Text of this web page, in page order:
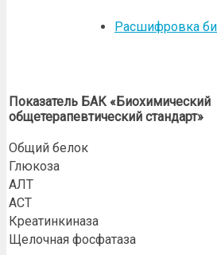
Расшифровка
Показатель БАК «Биохимический
общетерапевтический стандарт»
Общий белок
Глюкоза
АЛТ
АСТ
Креатинкиназа
Щелочная фосфатаза